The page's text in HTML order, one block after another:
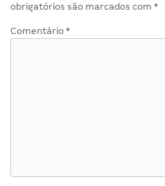
obrigatórios são marcados com *
Comentário *